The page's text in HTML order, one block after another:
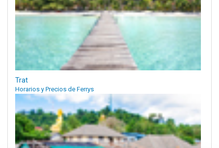
Trat
Horarios y Precios de Ferrys